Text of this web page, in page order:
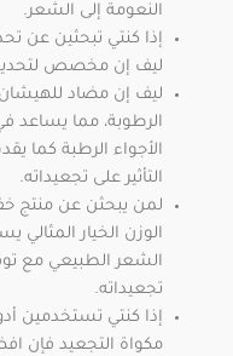
النعومة إلى الشعر.
إذا كنتي تبحثين عن
ليف إن مخصص
ليف إن مضاد للهيشان
الرطوبة، مما يساعد
الأجواء الرطبة كما
التأثير على تجعيداته.
لمن يبحثن عن منتج
الوزن الخيار
الشعر الطبيعي مع
تجعيداته.
إذا كنتي تستخدمين
مكواة التجعيد فإن